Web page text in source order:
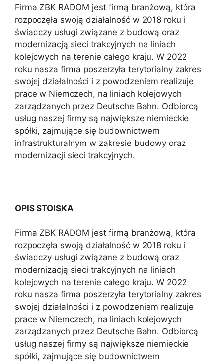
Firma ZBK RADOM jest firmą branżową, która
rozpoczęła swoją działalność w 2018 roku i
świadczy usługi związane z budową oraz
modernizacją sieci trakcyjnych na liniach
kolejowych na terenie całego kraju. W 2022
roku nasza firma poszerzyła terytorialny zakres
swojej działalności i z powodzeniem realizuje
prace w Niemczech, na liniach kolejowych
zarządzanych przez Deutsche Bahn. Odbiorcą
usług naszej firmy są największe niemieckie
spółki, zajmujące się budownictwem
infrastrukturalnym w zakresie budowy oraz
modernizacji sieci trakcyjnych.
OPIS STOISKA
Firma ZBK RADOM jest firmą branżową, która
rozpoczęła swoją działalność w 2018 roku i
świadczy usługi związane z budową oraz
modernizacją sieci trakcyjnych na liniach
kolejowych na terenie całego kraju. W 2022
roku nasza firma poszerzyła terytorialny zakres
swojej działalności i z powodzeniem realizuje
prace w Niemczech, na liniach kolejowych
zarządzanych przez Deutsche Bahn. Odbiorcą
usług naszej firmy są największe niemieckie
spółki, zajmujące się budownictwem